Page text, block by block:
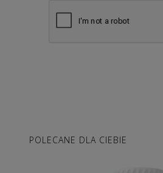
POLECANE DLA CIEBIE